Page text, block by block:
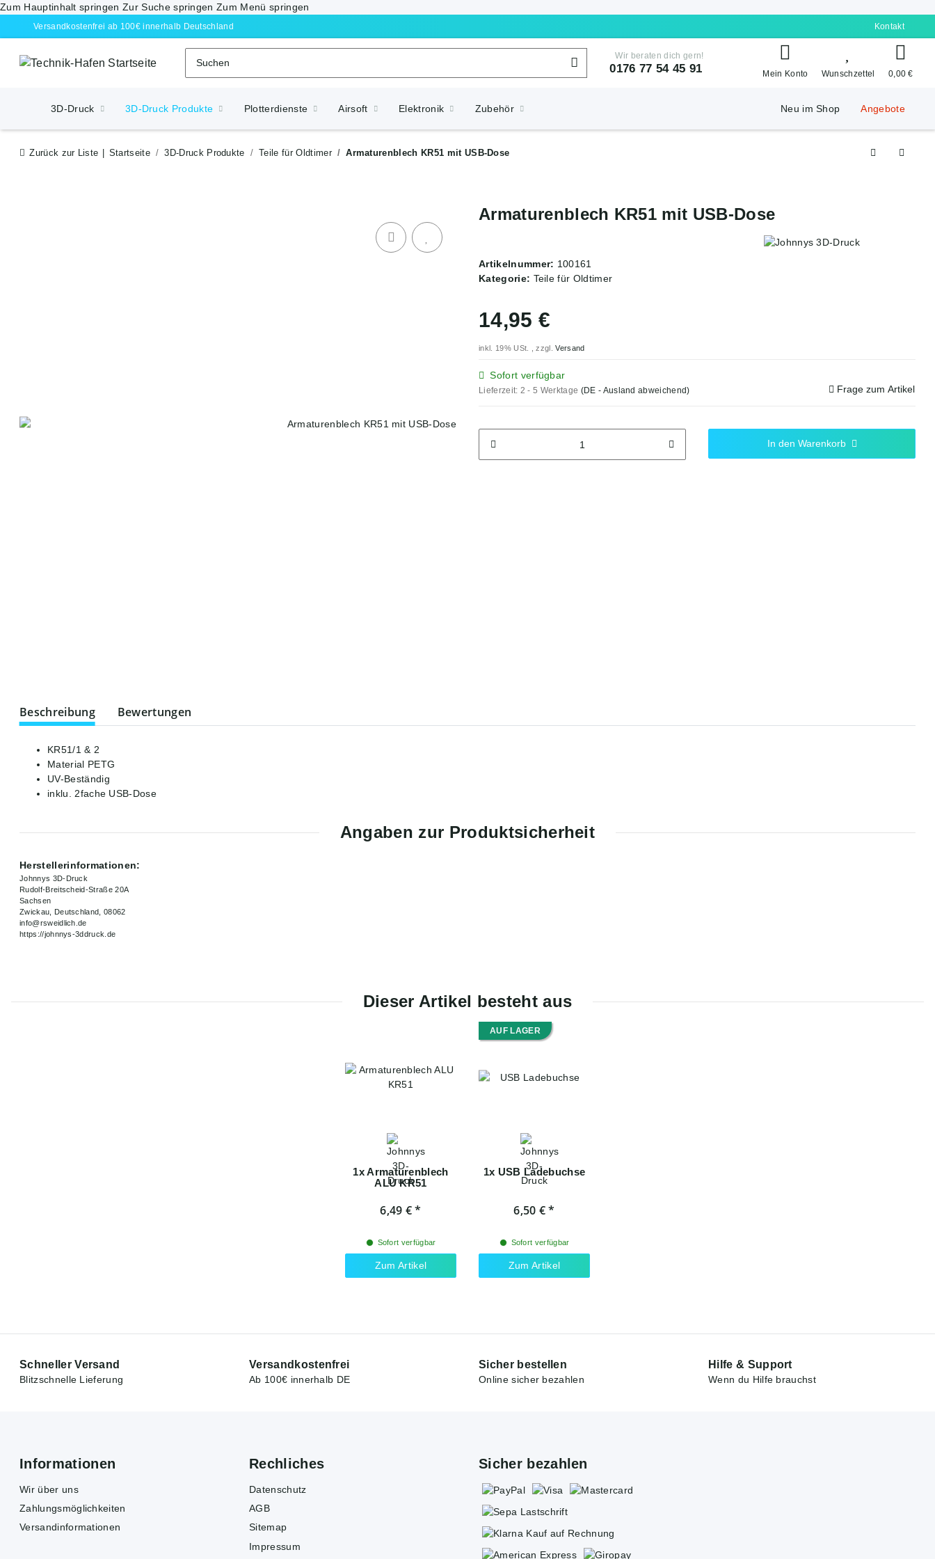
Zum Hauptinhalt springenZur Suche springenZum Menü springen
Kontakt
Versandkostenfrei ab 100€ innerhalb Deutschland
Wir beraten dich gern!
0176 77 54 45 91 Mein Konto Wunschzettel 0,00 €
3D-Druck 3D-Druck Produkte Plotterdienste Airsoft Elektronik Zubehör Neu im Shop Angebote
Zurück zur Liste Startseite 3D-Druck Produkte Teile für Oldtimer Armaturenblech KR51 mit USB-Dose
Armaturenblech KR51 mit USB-Dose
Artikelnummer: 100161
Kategorie: Teile für Oldtimer
14,95 €
inkl. 19% USt. , zzgl.Versand
Sofort verfügbar
Lieferzeit: 2 - 5 Werktage (DE - Ausland abweichend) Frage zum Artikel
In den Warenkorb
weitere Registerkarten anzeigen
Beschreibung Bewertungen
KR51/1 & 2
Material PETG
UV-Beständig
inklu. 2fache USB-Dose
Angaben zur Produktsicherheit
Herstellerinformationen:
Johnnys 3D-Druck
Rudolf-Breitscheid-Straße 20A
Sachsen
Zwickau, Deutschland, 08062
info@rsweidlich.de
https://johnnys-3ddruck.de
Dieser Artikel besteht aus
1xArmaturenblech
ALU KR51
6,49 €*
Sofort verfügbar
Zum Artikel
AUF LAGER
1x USB Ladebuchse
6,50 €*
Sofort verfügbar
Zum Artikel
Schneller Versand
Blitzschnelle Lieferung
Versandkostenfrei
Ab 100€ innerhalb DE
Sicher bestellen
Online sicher bezahlen
Hilfe & Support
Wenn du Hilfe brauchst
Informationen
Wir über uns
Zahlungsmöglichkeiten
Versandinformationen
Rechliches
Datenschutz
AGB
Sitemap
Impressum
Sicher bezahlen